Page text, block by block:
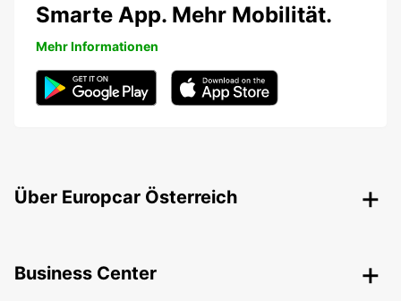
Smarte App. Mehr Mobilität.
Mehr Informationen
Über Europcar Österreich
Business Center